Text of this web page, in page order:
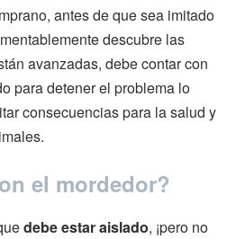
antes de que sea imitado
descubre las
avanzadas, debe contar con
para detener el problema lo
consecuencias para la salud y
el mordedor?
debe estar aislado, ¡pero no